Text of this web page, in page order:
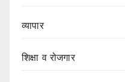
व्यापार
शिक्षा व रोजगार